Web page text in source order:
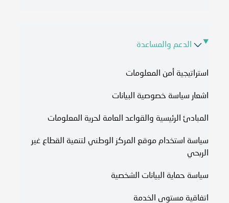
الدعم والمساعدة
استراتيجية أمن المعلومات
اشعار سياسة خصوصية البيانات
المبادئ الرئيسية والقواعد العامة لحرية المعلومات
سياسة استخدام موقع المركز الوطني لتنمية القطاع غير
الربحي
سياسة حماية البيانات الشخصية
اتفاقية مستوى الخدمة​